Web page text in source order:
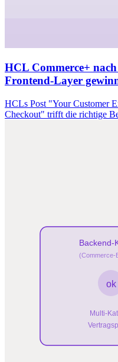
HCL Commerce+
Frontend-Layer
HCLs Post "Your Customer
Checkout" trifft die richtige